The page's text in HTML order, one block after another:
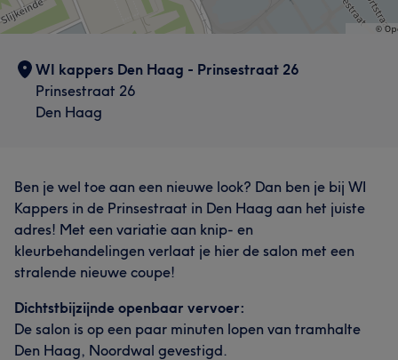
WI kappers Den Haag - Prinsestraat 26
Prinsestraat 26
Den Haag
Ben je wel toe aan een nieuwe look? Dan ben je bij WI
Kappers in de Prinsestraat in Den Haag aan het juiste
adres! Met een variatie aan knip- en
kleurbehandelingen verlaat je hier de salon met een
stralende nieuwe coupe!
Dichtstbijzijnde openbaar vervoer:
De salon is op een paar minuten lopen van tramhalte
Den Haag, Noordwal gevestigd.